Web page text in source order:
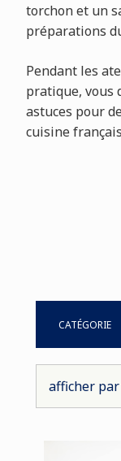
torchon et un
préparations
Pendant les
pratique, vous
astuces pour
cuisine
CATÉGORIE